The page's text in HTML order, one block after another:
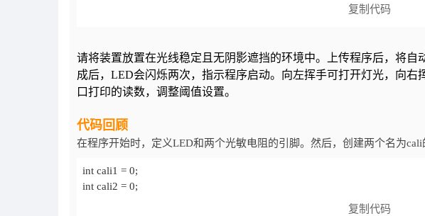
cali2 += analogRead(lightSensor2);
delay(500);
}
Serial.print("环境光: ");
复制代码
请将装置放置在光线稳定且无阴影遮挡的环境中。上传程序后，将
成后，LED会闪烁两次，指示程序启动。向左挥手可打开灯光，向
口打印的读数，调整阈值设置。
代码回顾
在程序开始时，定义LED和两个光敏电阻的引脚。然后，创建两个名为cali
int cali2 = 0;
复制代码